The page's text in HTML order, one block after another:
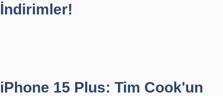
İndirimler!
iPhone 15 Plus: Tim Cook'un